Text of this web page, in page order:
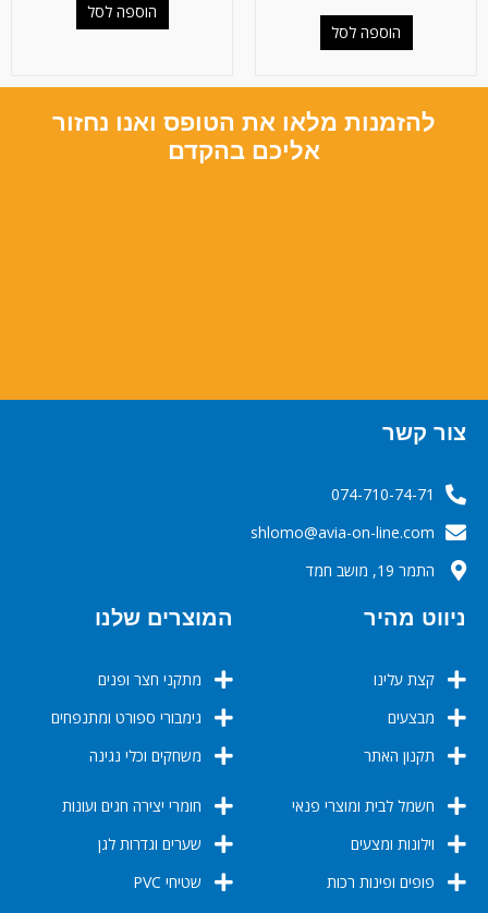
הוספה לסל
הוספה לסל
להזמנות מלאו את הטופס ואנו נחזור
אליכם בהקדם
צור קשר
074-710-74-71
‬‬‬shlomo@avia-on-line.com‬
התמר 19, מושב חמד
ניווט מהיר
קצת עלינו
מבצעים
תקנון האתר
המוצרים שלנו
מתקני חצר ופנים
גימבורי ספורט ומתנפחים
משחקים וכלי נגינה
חשמל לבית ומוצרי פנאי
וילונות ומצעים
פופים ופינות רכות
חומרי יצירה חגים ועונות
שערים וגדרות לגן
שטיחי PVC